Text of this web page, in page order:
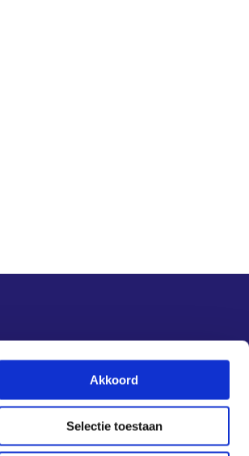
Akkoord
Selectie toestaan
Nieuwsupdate
Inschrijven